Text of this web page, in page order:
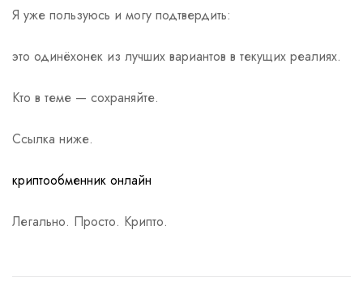
Я уже пользуюсь и могу подтвердить:
это одинёхонек из лучших вариантов в текущих реалиях.
Кто в теме — сохраняйте.
Ссылка ниже.
криптообменник онлайн
Легально. Просто. Крипто.